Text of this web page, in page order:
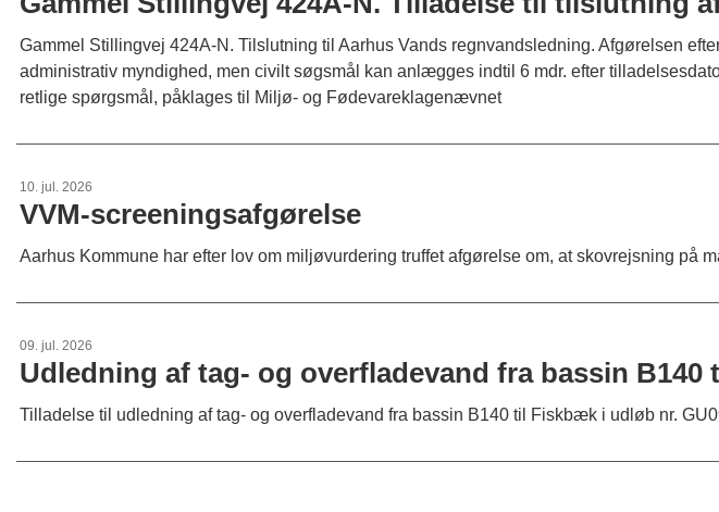
Gammel Stillingvej 424A-N. Tilslutning til Aarhus Vands regnvandsledning. Afgørelsen
administrativ myndighed, men civilt søgsmål kan anlægges indtil 6 mdr. efter
retlige spørgsmål, påklages til Miljø- og Fødevareklagenævnet
10. jul. 2026
VVM-screeningsafgørelse
Aarhus Kommune har efter lov om miljøvurdering truffet afgørelse om, at skovrejsning på
09. jul. 2026
Udledning af tag- og overfladevand fra bassin
Tilladelse til udledning af tag- og overfladevand fra bassin B140 til Fiskbæk i udløb nr.